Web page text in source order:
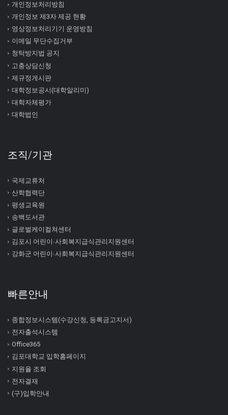
개인정보처리방침
개인정보 제3자 제공 현황
영상정보처리기기 운영방침
이메일 무단수집거부
청탁방지법 공지
고충상담신청
제규정게시판
대학정보공시(대학알리미)
대학자체평가
대학법인
조직/기관
국제교류처
산학협력단
평생교육원
송백도서관
글로벌케이컬쳐센터
김포시 어린이∙사회복지급식관리지원센터
강화군 어린이∙사회복지급식관리지원센터
빠른안내
종합정보시스템(수강신청, 등록금고지서)
전자출석시스템
Office365
김포대학교 입학홈페이지
지원율 조회
전자결재
(구)입학안내